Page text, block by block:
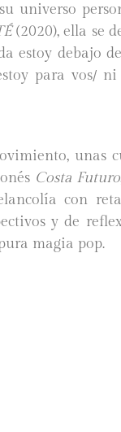
universo
(2020), ella se
estoy debajo
para vos/ ni
unas
Costa Futuro
con
y de
magia pop.